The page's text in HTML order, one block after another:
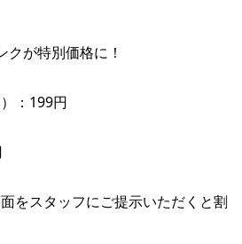
が特別価格に！
：199円
をスタッフにご提示いただくと割